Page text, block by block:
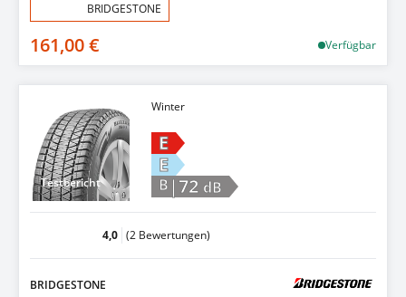
BRIDGESTONE
161,00 € Verfügbar
Testbericht
Winter
E
E
B |72 dB
4,0 (2 Bewertungen)
BRIDGESTONE